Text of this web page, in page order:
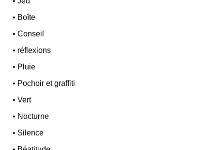
• Boîte
•Conseil
• réflexions
• Pluie
• Pochoir et graffiti
•Vert
• Nocturne
• Silence